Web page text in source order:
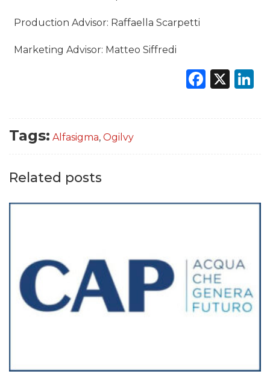
Production Advisor: Raffaella Scarpetti
Marketing Advisor: Matteo Siffredi
X
Tags: Alfasigma, Ogilvy
Related posts